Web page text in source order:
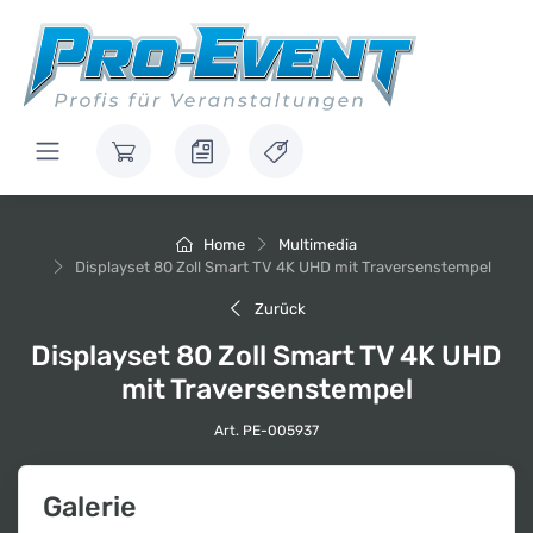
Home
Multimedia
Displayset 80 Zoll Smart TV 4K UHD mit Traversenstempel
Zurück
Displayset 80 Zoll Smart TV 4K UHD
mit Traversenstempel
Art. PE-005937
Galerie